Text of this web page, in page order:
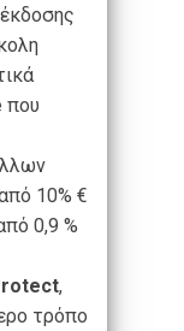
που
10% €
0,9 %
,
τρόπο